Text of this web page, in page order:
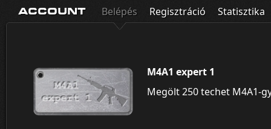
ACCOUNT Belépés Regisztráció Statisztika
M4A1 expert 1
Megölt 250 techet M4A1-